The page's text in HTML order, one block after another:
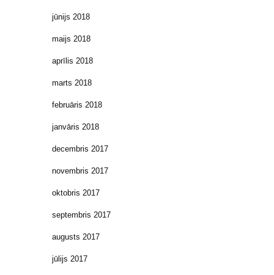
jūnijs 2018
maijs 2018
aprīlis 2018
marts 2018
februāris 2018
janvāris 2018
decembris 2017
novembris 2017
oktobris 2017
septembris 2017
augusts 2017
jūlijs 2017